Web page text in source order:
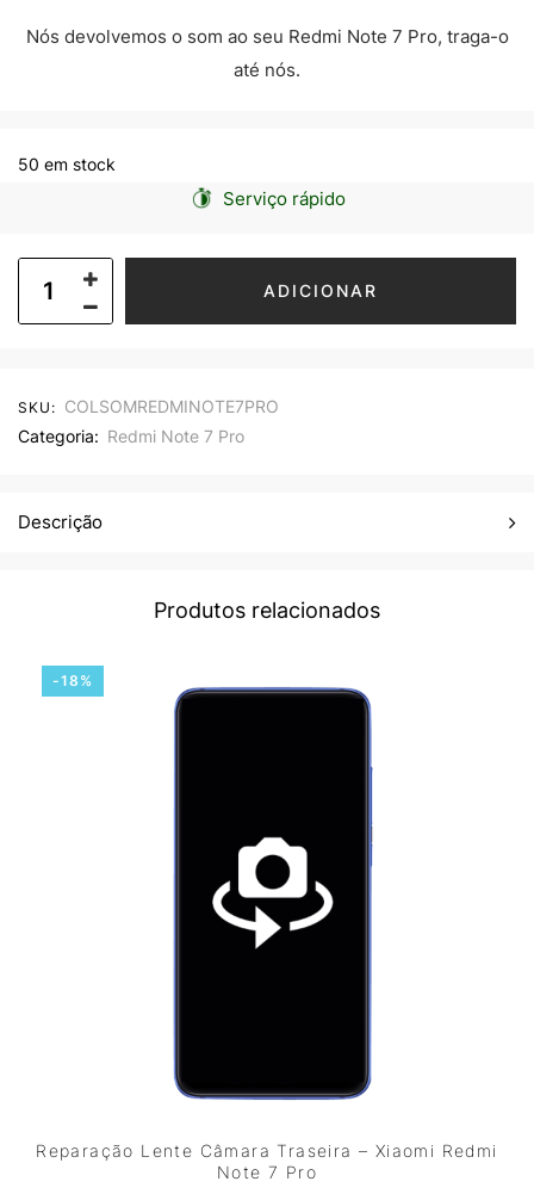
Nós devolvemos o som ao seu Redmi Note 7 Pro, traga-o
até nós.
50 em stock
Serviço rápido
ADICIONAR
SKU: COLSOMREDMINOTE7PRO
Categoria: Redmi Note 7 Pro
Descrição
Produtos relacionados
-18%
Reparação Lente Câmara Traseira – Xiaomi Redmi
Note 7 Pro